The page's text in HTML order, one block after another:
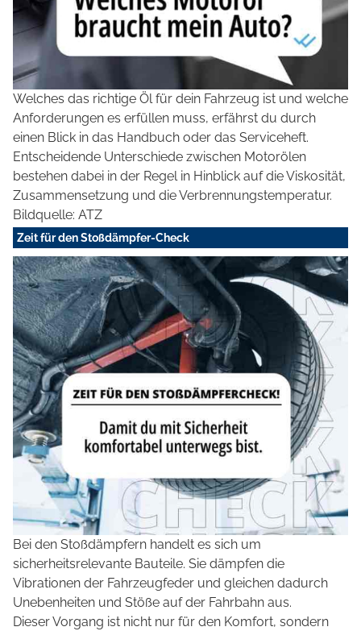
Welches das richtige Öl für dein Fahrzeug ist und welche
Anforderungen es erfüllen muss, erfährst du durch
einen Blick in das Handbuch oder das Serviceheft.
Entscheidende Unterschiede zwischen Motorölen
bestehen dabei in der Regel in Hinblick auf die Viskosität,
Zusammensetzung und die Verbrennungstemperatur.
Bildquelle: ATZ
Zeit für den Stoßdämpfer-Check
Bei den Stoßdämpfern handelt es sich um
sicherheitsrelevante Bauteile. Sie dämpfen die
Vibrationen der Fahrzeugfeder und gleichen dadurch
Unebenheiten und Stöße auf der Fahrbahn aus.
Dieser Vorgang ist nicht nur für den Komfort, sondern